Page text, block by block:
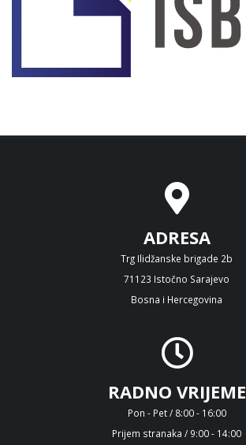
ADRESA
Trg Ilidžanske brigade 2b
71123 Istočno Sarajevo
Bosna i Hercegovina
RADNO VRIJEME
Pon - Pet / 8:00 - 16:00
Prijem stranaka / 9:00 - 14:00